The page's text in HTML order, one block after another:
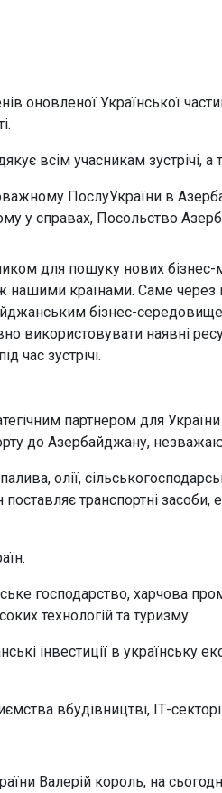
оновленої Української
всім учасникам зустрічі, а
ПослуУкраїни в
у справах, Посольство
для пошуку нових бізнес-
нашими країнами. Саме
бізнес-
використовувати наявні
час зустрічі.
партнером для
до Азербайджану,
олії,
транспортні
господарство, харчова
технологій та туризму.
інвестиції в українську
вбудівництві, ІТ-
Валерій король, на